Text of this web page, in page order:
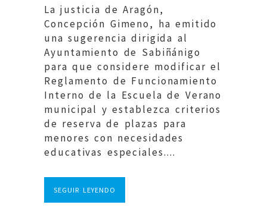
La justicia de Aragón,
Concepción Gimeno, ha emitido
una sugerencia dirigida al
Ayuntamiento de Sabiñánigo
para que considere modificar el
Reglamento de Funcionamiento
Interno de la Escuela de Verano
municipal y establezca criterios
de reserva de plazas para
menores con necesidades
educativas especiales....
SEGUIR LEYENDO